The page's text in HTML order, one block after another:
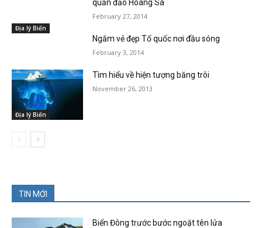
quần đảo Hoàng Sa
February 27, 2014
Địa lý Biển
Ngắm vẻ đẹp Tổ quốc nơi đầu sóng
February 3, 2014
Địa lý Biển
Tìm hiểu về hiện tượng băng trôi
November 26, 2013
TIN MỚI
Biển Đông trước bước ngoặt tên lửa